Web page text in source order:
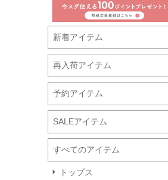
新着アイテム
再入荷アイテム
予約アイテム
SALEアイテム
すべてのアイテム
トップス